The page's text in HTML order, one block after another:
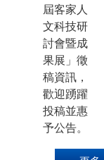
屆客家人
文科技研
討會暨成
果展」徵
稿資訊，
歡迎踴躍
投稿並惠
予公告。